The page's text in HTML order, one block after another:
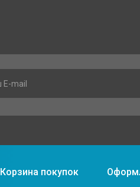
Корзина покупок